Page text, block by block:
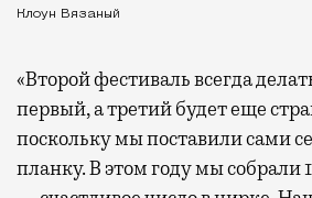
Клоун Вязаный
«Второй фестиваль всегда
первый, а третий будет еще
поскольку мы поставили сами
планку. В этом году мы собрали